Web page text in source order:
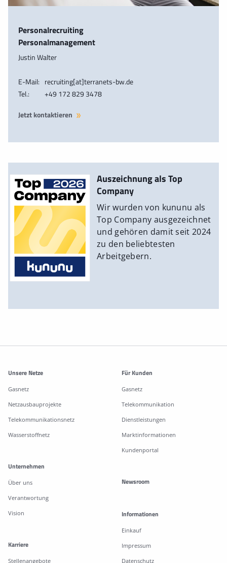
Personalrecruiting
Personalmanagement
Justin Walter
E-Mail: recruiting[at]terranets-bw.de
Tel.:
+49 172 829 3478
Jetzt kontaktieren
Auszeichnung als Top
Company
Wir wurden von kununu als
Top Company ausgezeichnet
und gehören damit seit 2024
zu den beliebtesten
Arbeitgebern.
Weitere Informationen
Unsere Netze
Gasnetz
Netzausbauprojekte
Telekommunikationsnetz
Wasserstoffnetz
Für Kunden
Gasnetz
Telekommunikation
Dienstleistungen
Marktinformationen
Kundenportal
Unternehmen
Über uns
Verantwortung
Vision
Karriere
Stellenangebote
Newsroom
Informationen
Einkauf
Impressum
Datenschutz